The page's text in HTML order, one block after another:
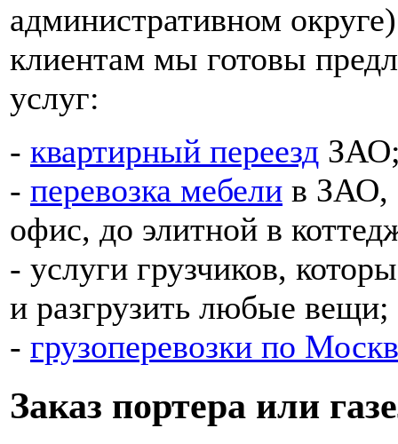
административном
клиентам мы готовы
услуг:
- квартирный переезд
- перевозка мебели в ЗАО,
офис, до элитной в
- услуги грузчиков,
и разгрузить любые вещи;
- грузоперевозки по
Заказ портера или